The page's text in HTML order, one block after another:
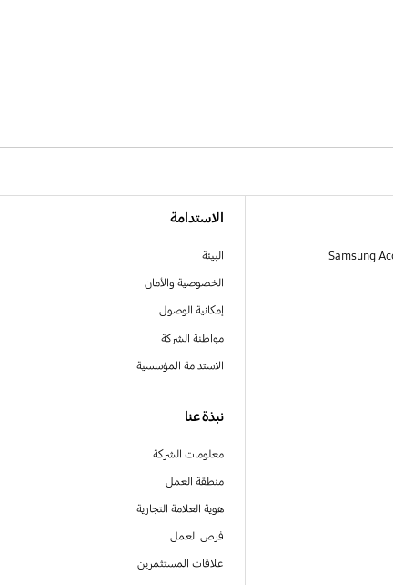
الاستدامة
البيئة
الخصوصية والأمان
إمكانية الوصول
مواطنة الشركة
الاستدامة المؤسسية
نبذة عنا
معلومات الشركة
منطقة العمل
هوية العلامة التجارية
فرص العمل
علاقات المستثمرين